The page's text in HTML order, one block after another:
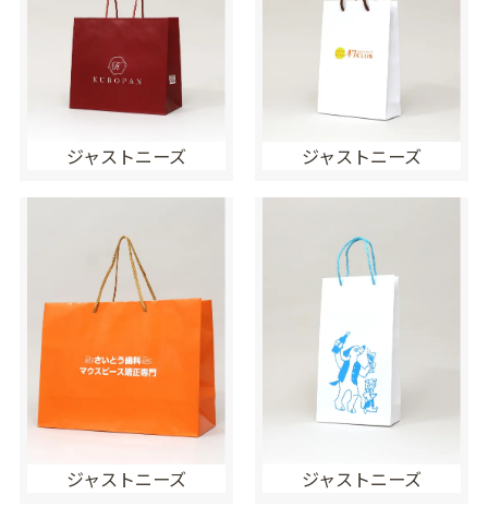
ジャストニーズ ジャストニーズ
ジャストニーズ ジャストニーズ